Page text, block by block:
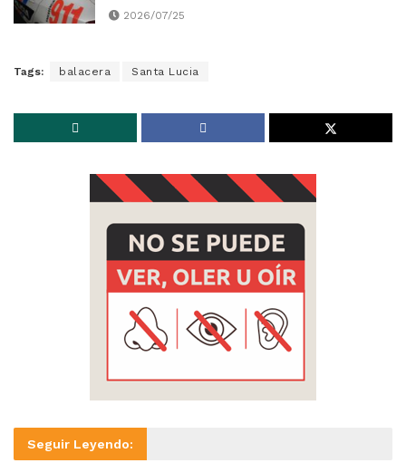
2026/07/25
Tags: balacera Santa Lucia
Seguir Leyendo: